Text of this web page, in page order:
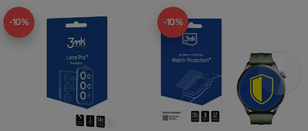
-10% -10%